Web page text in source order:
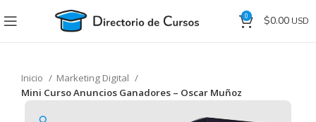
0 $0.00
Inicio
Marketing Digital
Mini Curso Anuncios Ganadores – Oscar Muñoz